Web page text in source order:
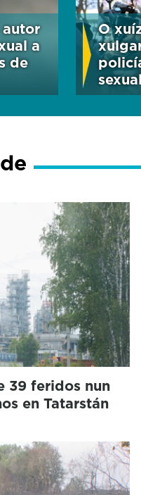
a
de
O
39 feridos nun
en Tatarstán